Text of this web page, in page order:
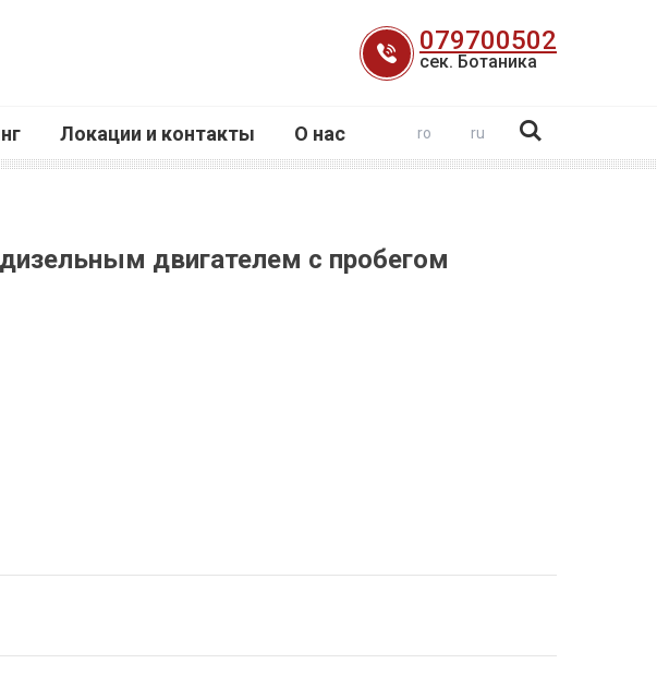
079700502
сек. Ботаника
Локации и контакты О нас ro ru
двигателем с пробегом